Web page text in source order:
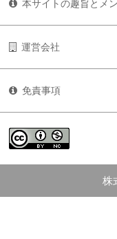
本サイトの趣旨とメ
運営会社
免責事項
株